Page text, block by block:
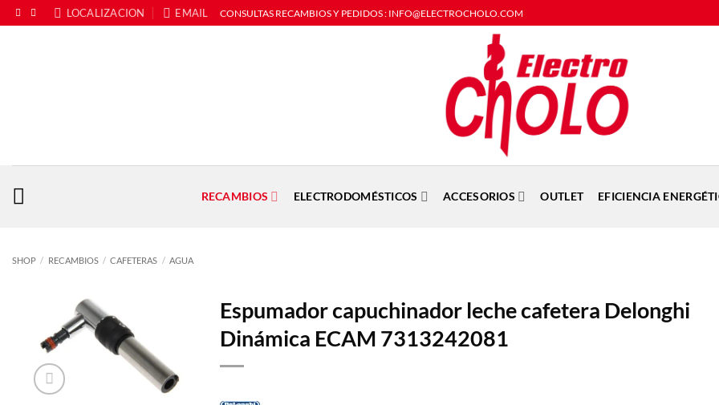
Saltar
al
LOCALIZACION EMAIL CONSULTAS RECAMBIOS Y PEDIDOS : INFO@ELECTROCHOLO.COM
RECAMBIOS ELECTRODOMÉSTICOS ACCESORIOS OUTLET EFICIENCIA
SHOP / RECAMBIOS / CAFETERAS / AGUA
Espumador capuchinador leche cafetera Delonghi
Dinámica ECAM 7313242081